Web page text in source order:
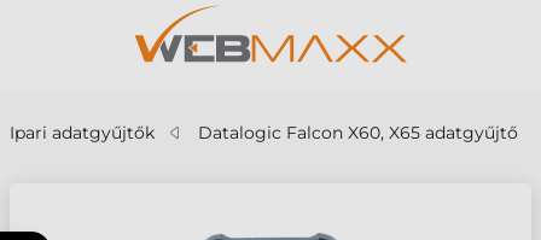
Ipari adatgyűjtők Datalogic Falcon X60, X65 adatgyűjtő